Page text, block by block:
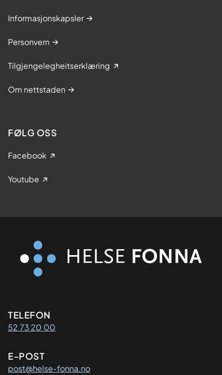
Informasjonskapsler
Personvern
Tilgjengelegheitserklæring
Om nettstaden
FØLG OSS
Facebook
Youtube
Kontaktinformasjon
TELEFON
52 73 20 00
E-POST
post@helse-fonna.no